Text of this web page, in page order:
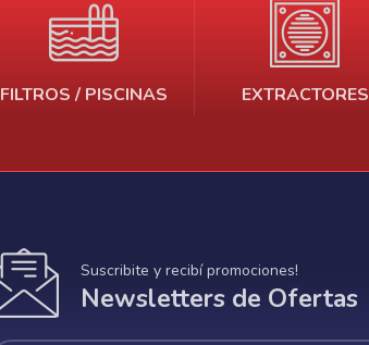
FILTROS / PISCINAS EXTRACTORES
Suscribite y recibí promociones!
Newsletters de Ofertas